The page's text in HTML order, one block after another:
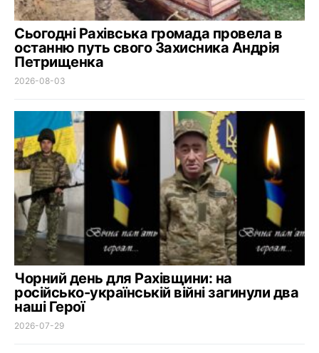
Сьогодні Рахівська громада провела в
останню путь свого Захисника Андрія
Петрищенка
2026-08-03
Чорний день для Рахівщини: на
російсько-українській війні загинули два
наші Герої
2026-07-29